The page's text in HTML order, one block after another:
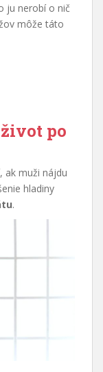
ju nerobí o nič
môže táto
po
ak muži nájdu
hladiny
.